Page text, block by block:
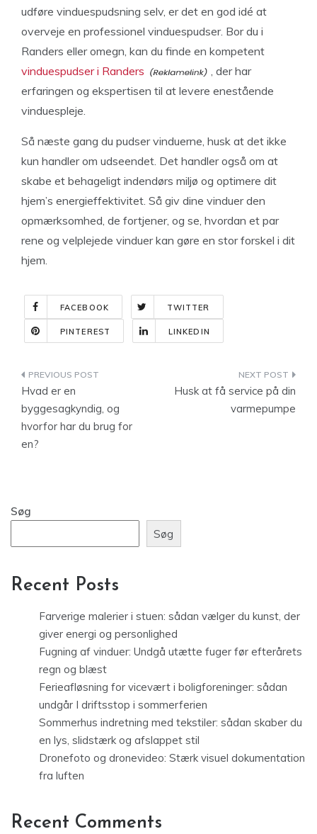
udføre vinduespudsning selv, er det en god idé at
overveje en professionel vinduespudser. Bor du i
Randers eller omegn, kan du finde en kompetent
vinduespudser i Randers
, der har
erfaringen og ekspertisen til at levere enestående
vinduespleje.
Så næste gang du pudser vinduerne, husk at det ikke
kun handler om udseendet. Det handler også om at
skabe et behageligt indendørs miljø og optimere dit
hjem’s energieffektivitet. Så giv dine vinduer den
opmærksomhed, de fortjener, og se, hvordan et par
rene og velplejede vinduer kan gøre en stor forskel i dit
hjem.
FACEBOOK TWITTER
PINTEREST LINKEDIN
Indlægsnavigation
Hvad er en
byggesagkyndig, og
hvorfor har du brug for
en?
Husk at få service på din
varmepumpe
Søg
Søg
Recent Posts
Farverige malerier i stuen: sådan vælger du kunst, der
giver energi og personlighed
Fugning af vinduer: Undgå utætte fuger før efterårets
regn og blæst
Ferieafløsning for vicevært i boligforeninger: sådan
undgår I driftsstop i sommerferien
Sommerhus indretning med tekstiler: sådan skaber du
en lys, slidstærk og afslappet stil
Dronefoto og dronevideo: Stærk visuel dokumentation
fra luften
Recent Comments